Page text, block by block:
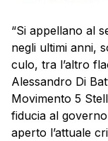
“Si appellano al
negli ultimi anni,
culo, tra l’altro
Alessandro Di
Movimento 5
fiducia al
aperto l’attuale